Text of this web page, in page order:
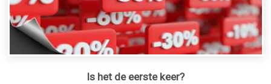
Is het de eerste keer?